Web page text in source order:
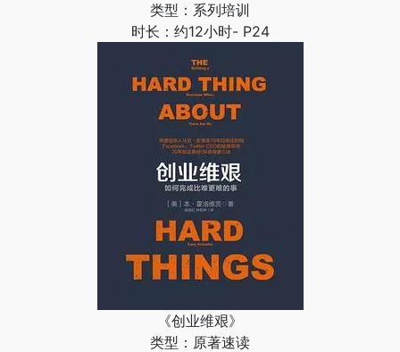
类型：系列培训
时长：约12小时- P24
《创业维艰》
类型：原著速读